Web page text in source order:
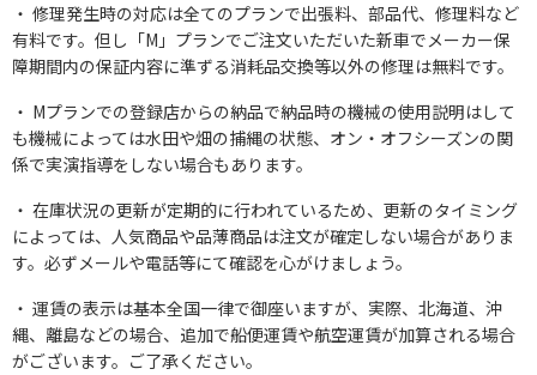
修理発生時の対応は全てのプランで出張料、部品代、修理料など
有料です。但し「M」プランでご注文いただいた新車でメーカー保
障期間内の保証内容に準ずる消耗品交換等以外の修理は無料です。
Mプランでの登録店からの納品で納品時の機械の使用説明はして
も機械によっては水田や畑の捕縄の状態、オン・オフシーズンの関
係で実演指導をしない場合もあります。
在庫状況の更新が定期的に行われているため、更新のタイミング
によっては、人気商品や品薄商品は注文が確定しない場合がありま
す。必ずメールや電話等にて確認を心がけましょう。
運賃の表示は基本全国一律で御座いますが、実際、北海道、沖
縄、離島などの場合、追加で船便運賃や航空運賃が加算される場合
がございます。ご了承ください。